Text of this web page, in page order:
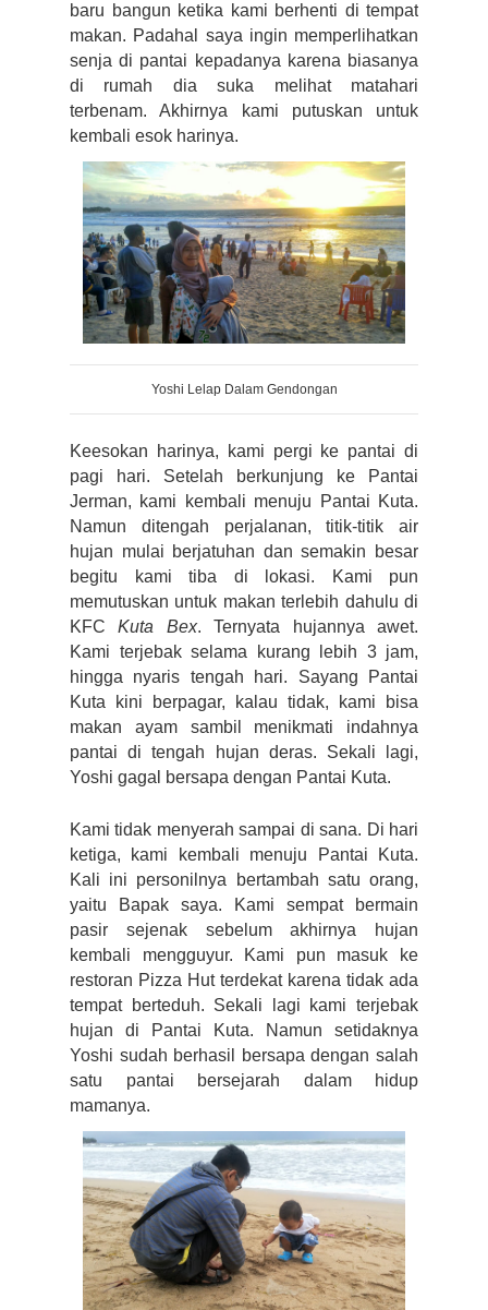
baru bangun ketika kami berhenti di tempat
makan. Padahal saya ingin memperlihatkan
senja di pantai kepadanya karena biasanya
di rumah dia suka melihat matahari
terbenam. Akhirnya kami putuskan untuk
kembali esok harinya.
Yoshi Lelap Dalam Gendongan
Keesokan harinya, kami pergi ke pantai di
pagi hari. Setelah berkunjung ke Pantai
Jerman, kami kembali menuju Pantai Kuta.
Namun ditengah perjalanan, titik-titik air
hujan mulai berjatuhan dan semakin besar
begitu kami tiba di lokasi. Kami pun
memutuskan untuk makan terlebih dahulu di
KFC Kuta Bex. Ternyata hujannya awet.
Kami terjebak selama kurang lebih 3 jam,
hingga nyaris tengah hari. Sayang Pantai
Kuta kini berpagar, kalau tidak, kami bisa
makan ayam sambil menikmati indahnya
pantai di tengah hujan deras. Sekali lagi,
Yoshi gagal bersapa dengan Pantai Kuta.
Kami tidak menyerah sampai di sana. Di hari
ketiga, kami kembali menuju Pantai Kuta.
Kali ini personilnya bertambah satu orang,
yaitu Bapak saya. Kami sempat bermain
pasir sejenak sebelum akhirnya hujan
kembali mengguyur. Kami pun masuk ke
restoran Pizza Hut terdekat karena tidak ada
tempat berteduh. Sekali lagi kami terjebak
hujan di Pantai Kuta. Namun setidaknya
Yoshi sudah berhasil bersapa dengan salah
satu pantai bersejarah dalam hidup
mamanya.